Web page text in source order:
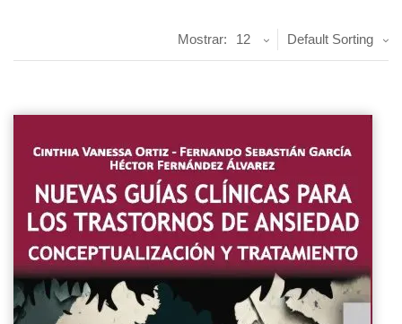
Default Sorting
Mostrar: 12